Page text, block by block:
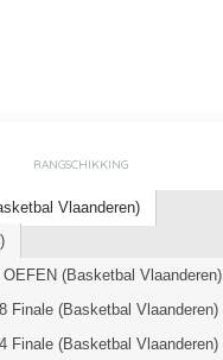
RANGSCHIKKING
Vlaanderen)
(Basketbal Vlaanderen)
Finale (Basketbal Vlaanderen)
Finale (Basketbal Vlaanderen)